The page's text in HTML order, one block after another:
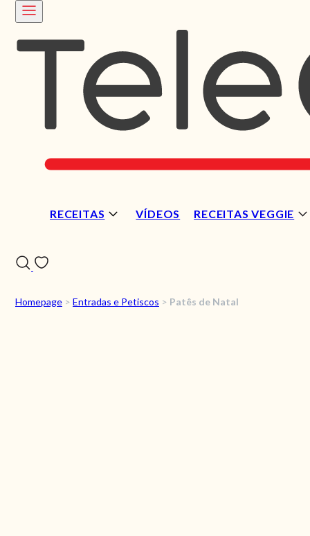
RECEITAS VÍDEOS RECEITAS VEGGIE
Homepage > Entradas e Petiscos > Patês de Natal